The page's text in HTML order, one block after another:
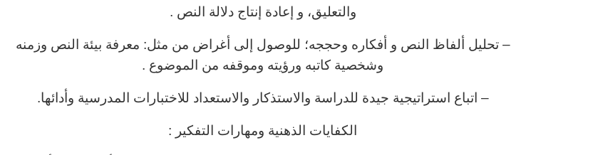
والتعليق، و إعادة إنتاج دلالة النص .
– تحليل ألفاظ النص و أفكاره وحججه؛ للوصول إلى أغراض من مثل: معرفة بيئة النص وزمنه
وشخصية كاتبه ورؤيته وموقفه من الموضوع .
– اتباع استراتيجية جيدة للدراسة والاستذكار والاستعداد للاختبارات المدرسية وأدائها.
الكفايات الذهنية ومهارات التفكير :